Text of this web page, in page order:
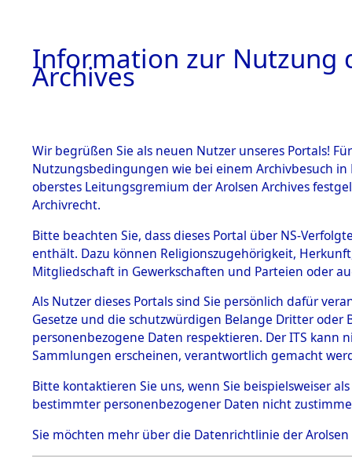
BESTÄNDE
1.
mente
5. Verschiedenes
5.3
Todesmärsche
5.3.1 Alliierte
Erhebungen
zu
Todesmärsch
en
5.3.2
Baden-
Stuttgart
Information zur Nutzung
Archives
Wir begrüßen Sie als neuen Nutzer unseres Portals!
Nutzungsbedingungen wie bei einem Archivbesuch
oberstes Leitungsgremium der Arolsen Archives
Archivrecht.
Bitte beachten Sie, dass dieses Portal über NS-
enthält. Dazu können Religionszugehörigkeit,
Mitgliedschaft in Gewerkschaften und Parteien oder
Als Nutzer dieses Portals sind Sie persönlich dafür
Gesetze und die schutzwürdigen Belange Dritter
personenbezogene Daten respektieren. Der ITS
Sammlungen erscheinen, verantwortlich gemacht
Bitte kontaktieren Sie uns, wenn Sie beispielsweiser
bestimmter personenbezogener Daten nicht
Sie möchten mehr über die Datenrichtlinie der Arolsen